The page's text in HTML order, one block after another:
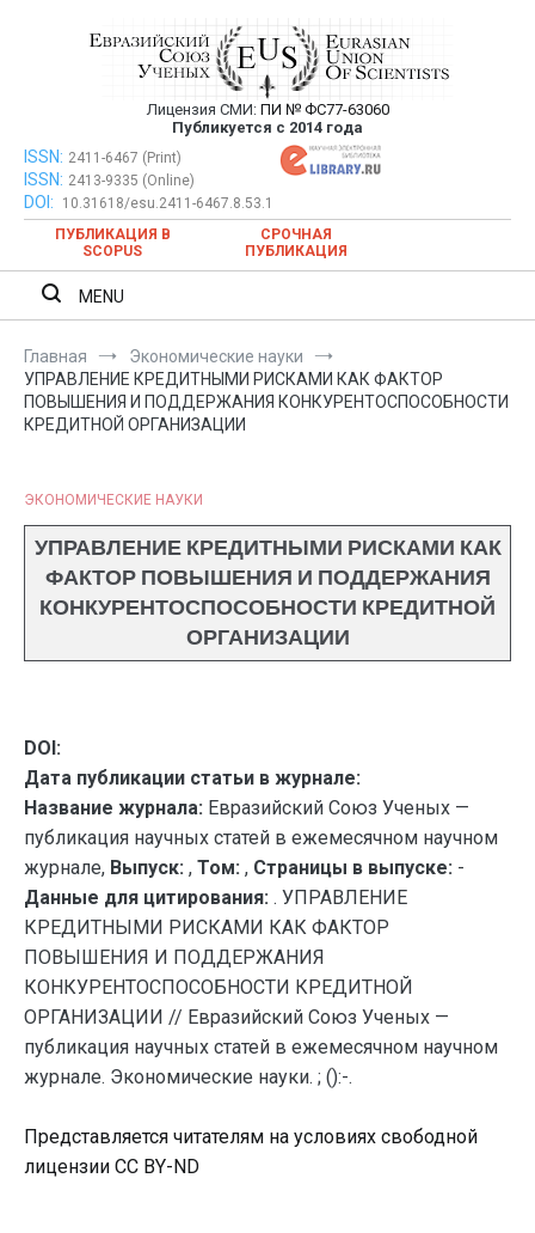
Евразийский Союз Ученых —
публикация научных статей в
ежемесячном научном журнале
Лицензия СМИ: ПИ № ФС77-63060
Публикуется с 2014 года
Евразийский Союз Ученых — публикация научных статей в
ежемесячном научном журнале
ISSN: 2411-6467 (Print)
ISSN: 2413-9335 (Online)
DOI:
10.31618/esu.2411-6467.8.53.1
ПУБЛИКАЦИЯ В
SCOPUS
СРОЧНАЯ
ПУБЛИКАЦИЯ
MENU
Главная
Экономические науки
УПРАВЛЕНИЕ КРЕДИТНЫМИ РИСКАМИ КАК ФАКТОР
ПОВЫШЕНИЯ И ПОДДЕРЖАНИЯ КОНКУРЕНТОСПОСОБНОСТИ
КРЕДИТНОЙ ОРГАНИЗАЦИИ
ЭКОНОМИЧЕСКИЕ НАУКИ
УПРАВЛЕНИЕ КРЕДИТНЫМИ РИСКАМИ КАК
ФАКТОР ПОВЫШЕНИЯ И ПОДДЕРЖАНИЯ
КОНКУРЕНТОСПОСОБНОСТИ КРЕДИТНОЙ
ОРГАНИЗАЦИИ
DOI:
Дата публикации статьи в журнале:
Название журнала: Евразийский Союз Ученых —
публикация научных статей в ежемесячном научном
журнале, Выпуск: , Том: , Страницы в выпуске: -
Данные для цитирования: . УПРАВЛЕНИЕ
КРЕДИТНЫМИ РИСКАМИ КАК ФАКТОР
ПОВЫШЕНИЯ И ПОДДЕРЖАНИЯ
КОНКУРЕНТОСПОСОБНОСТИ КРЕДИТНОЙ
ОРГАНИЗАЦИИ // Евразийский Союз Ученых —
публикация научных статей в ежемесячном научном
журнале. Экономические науки. ; ():-.
Представляется читателям на условиях свободной
лицензии CC BY-ND